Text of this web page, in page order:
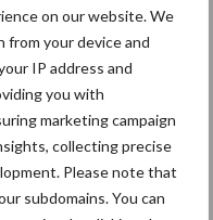
on our website. We
from your device and
IP address and
you with
marketing campaign
collecting precise
Please note that
subdomains. You can
2023 verschijnt het